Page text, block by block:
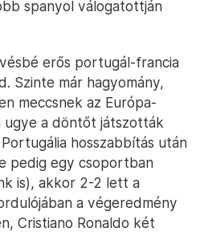
spanyol válogatottján
erős portugál-francia
Szinte már hagyomány,
meccsnek az Európa-
ugye a döntőt játszották
hosszabbítás után
pedig egy csoportban
is), akkor 2-2 lett a
a végeredmény
Cristiano Ronaldo két